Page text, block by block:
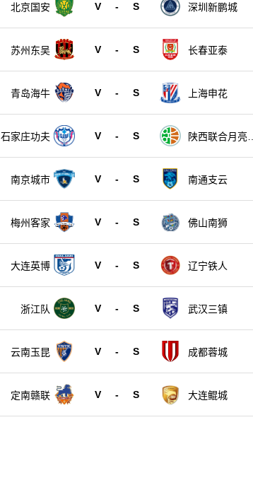
北京国安 V - S 深圳新鹏城
苏州东吴 V - S 长春亚泰
青岛海牛 V - S 上海申花
石家庄功夫 V - S
陕西联合月亮
南京城市 V - S 南通支云
梅州客家 V - S 佛山南狮
大连英博 V - S 辽宁铁人
浙江队 V - S 武汉三镇
云南玉昆 V - S 成都蓉城
定南赣联 V - S 大连鲲城